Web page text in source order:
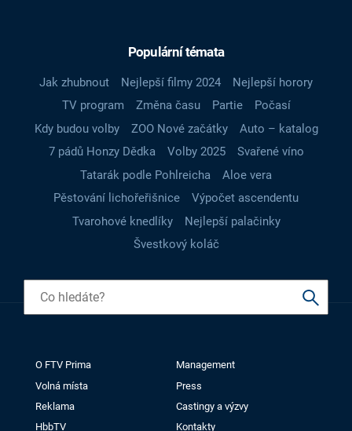
Populární témata
Jak zhubnout Nejlepší filmy 2024
Nejlepší horory
TV program
Změna času Partie
Počasí
Kdy budou volby
ZOO Nové začátky
Auto – katalog
7 pádů Honzy Dědka
Volby 2025
Svařené víno
Tatarák podle Pohlreicha
Aloe vera
Pěstování lichořeřišnice
Výpočet ascendentu
Tvarohové knedlíky
Nejlepší palačinky
Švestkový koláč
O FTV Prima
Management
Volná místa
Press
Reklama
Castingy a výzvy
HbbTV
Kontakty